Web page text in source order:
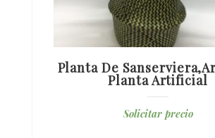
Planta De
Planta Artificial
Solicitar precio